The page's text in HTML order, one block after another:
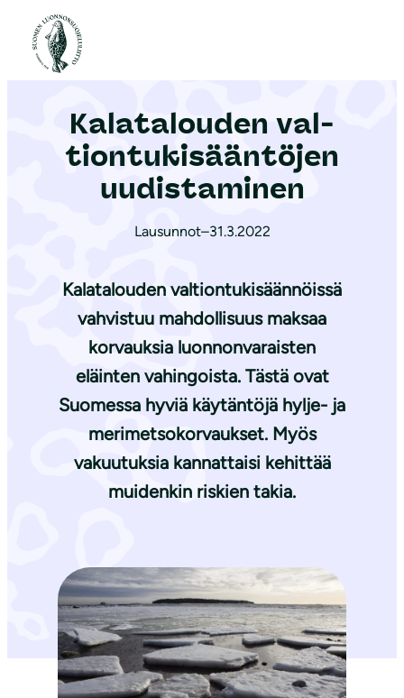
Etusivu
Kalatalouden val­
tion­tu­ki­sään­tö­jen
uudistaminen
Lausunnot–31.3.2022
Kalatalouden valtiontukisäännöissä
vahvistuu mahdollisuus maksaa
korvauksia luonnonvaraisten
eläinten vahingoista. Tästä ovat
Suomessa hyviä käytäntöjä hylje- ja
merimetsokorvaukset. Myös
vakuutuksia kannattaisi kehittää
muidenkin riskien takia.